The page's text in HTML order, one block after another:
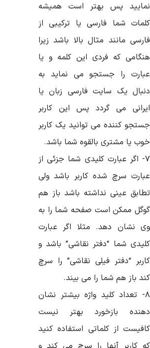
پس بهتر است همیشه
شما فارسی یا ترکیبی از
مانند مثال بالا باشد زیرا
که فردی این کلمه و یا
را جستجو می نماید به
یک سایت فارسی زبان یا
می گردد پس این کاربر
کننده می توانید یک کاربر
یا مشتری بالقوه شما باشد.
۷- اگر عبارت کلیدی شما جزئی از
سرچ شده کاربر باشد ولی
عینی نداشته باشد باز هم
ممکن است صفحه شما را به
نشان دهد. مثلا اگر عبارت
شما “دفتر نقاشی” باشد و
“دفتر فیلی نقاشی” را سرچ
باز هم شما را می بیند.
۸- تعداد کلید واژه بیشتر نشان
بازخورد بهتر نیست
از کلماتی استفاده کنید